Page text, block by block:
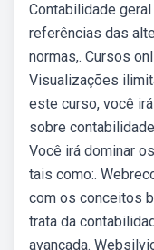
Contabilidade
referências das
normas,. Cursos
Visualizações
este curso, você
sobre
Você irá dominar
tais como:.
com os conceitos
trata da
avançada.